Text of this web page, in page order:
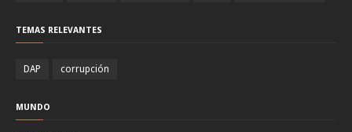
TEMAS RELEVANTES
DAP corrupción
MUNDO